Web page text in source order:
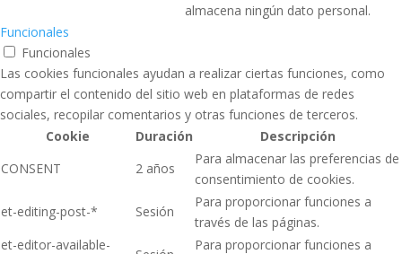
almacena ningún dato personal.
Funcionales
Funcionales
Las cookies funcionales ayudan a realizar ciertas funciones, como
compartir el contenido del sitio web en plataformas de redes
sociales, recopilar comentarios y otras funciones de terceros.
Cookie
Duración
Descripción
CONSENT
2 años
Para almacenar las preferencias de
consentimiento de cookies.
et-editing-post-*
Sesión
Para proporcionar funciones a
través de las páginas.
et-editor-available-
Para proporcionar funciones a